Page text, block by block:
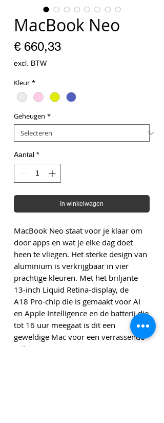
MacBook Neo
€ 660,33Prijs
excl. BTW
Kleur *
Geheugen *
Aantal *
In winkelwagen
MacBook Neo staat voor je klaar om
door apps en wat je elke dag doet
heen te vliegen. Het sterke design van
aluminium is verkrijgbaar in vier
prachtige kleuren. Met het briljante
13-inch Liquid Retina-display, de
A18 Pro-chip die is gemaakt voor AI
en Apple Intelligence en de batterij die
tot 16 uur meegaat is dit een
geweldige Mac voor een verrassende
prijs.